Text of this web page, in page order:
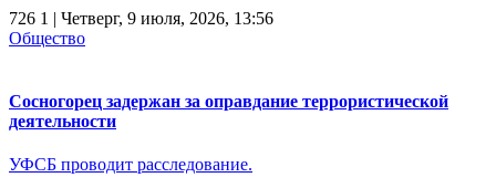
726 1 | Четверг, 9 июля, 2026, 13:56
Общество
Сосногорец задержан за оправдание террористической
деятельности
УФСБ проводит расследование.